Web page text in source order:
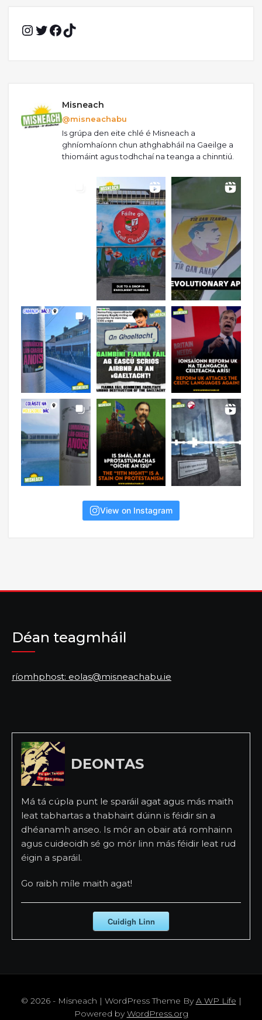
Instagram
TwitterFacebook
Misneach
@misneachabu
Is grúpa den eite chlé é Misneach a
ghníomhaíonn chun athghabháil na Gaeilge a
thiomáint agus todhchaí na teanga a chinntiú.
View on Instagram
Déan teagmháil
ríomhphost: eolas@misneachabu.ie
DEONTAS
Má tá cúpla punt le sparáil agat agus más maith
leat tabhartas a thabhairt dúinn is féidir sin a
dhéanamh anseo. Is mór an obair atá romhainn
agus cuideoidh sé go mór linn más féidir leat rud
éigin a sparáil.
Go raibh míle maith agat!
Cuidigh Linn
© 2026 - Misneach | WordPress Theme ByA WP Life |
Powered byWordPress.org